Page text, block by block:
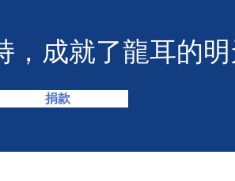
，成就了龍耳的
捐款